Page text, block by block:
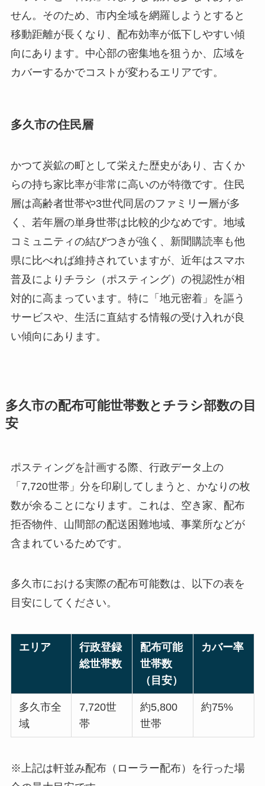
せん。そのため、市内全域を網羅しようとすると
移動距離が長くなり、配布効率が低下しやすい傾
向にあります。中心部の密集地を狙うか、広域を
カバーするかでコストが変わるエリアです。
多久市の住民層
かつて炭鉱の町として栄えた歴史があり、古くか
らの持ち家比率が非常に高いのが特徴です。住民
層は高齢者世帯や3世代同居のファミリー層が多
く、若年層の単身世帯は比較的少なめです。地域
コミュニティの結びつきが強く、新聞購読率も他
県に比べれば維持されていますが、近年はスマホ
普及によりチラシ（ポスティング）の視認性が相
対的に高まっています。特に「地元密着」を謳う
サービスや、生活に直結する情報の受け入れが良
い傾向にあります。
多久市の配布可能世帯数とチラシ部数の目
安
ポスティングを計画する際、行政データ上の
「7,720世帯」分を印刷してしまうと、かなりの枚
数が余ることになります。これは、空き家、配布
拒否物件、山間部の配送困難地域、事業所などが
含まれているためです。
多久市における実際の配布可能数は、以下の表を
目安にしてください。
エリア
行政登録
総世帯数
配布可能
世帯数
（目安）
カバー率
多久市全
域
7,720世
帯
約5,800
世帯
約75%
※上記は軒並み配布（ローラー配布）を行った場